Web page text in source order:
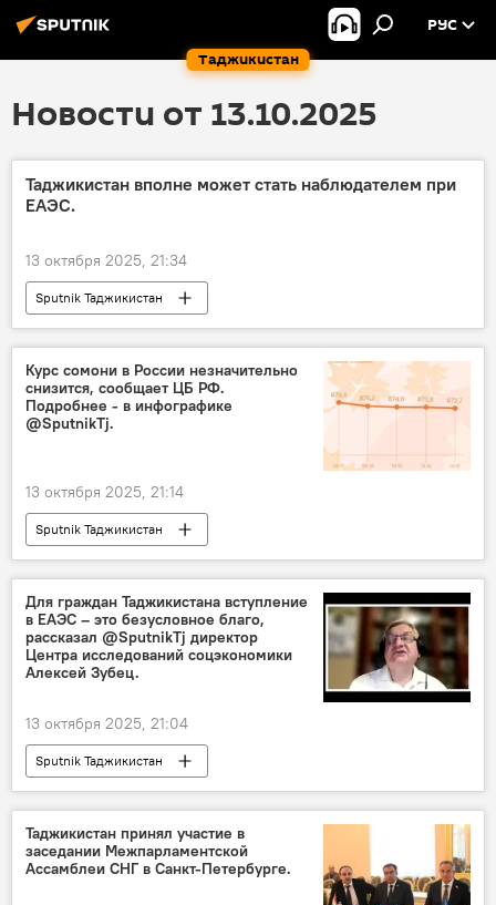
Таджикистан
РУС
Новости от 13.10.2025
Таджикистан вполне может стать наблюдателем при
ЕАЭС.
13 октября 2025, 21:34
Sputnik Таджикистан
Курс сомони в России незначительно
снизится, сообщает ЦБ РФ.
Подробнее - в инфографике
@SputnikTj.
13 октября 2025, 21:14
Sputnik Таджикистан
Для граждан Таджикистана вступление
в ЕАЭС – это безусловное благо,
рассказал @SputnikTj директор
Центра исследований соцэкономики
Алексей Зубец.
13 октября 2025, 21:04
Sputnik Таджикистан
Таджикистан принял участие в
заседании Межпарламентской
Ассамблеи СНГ в Санкт-Петербурге.